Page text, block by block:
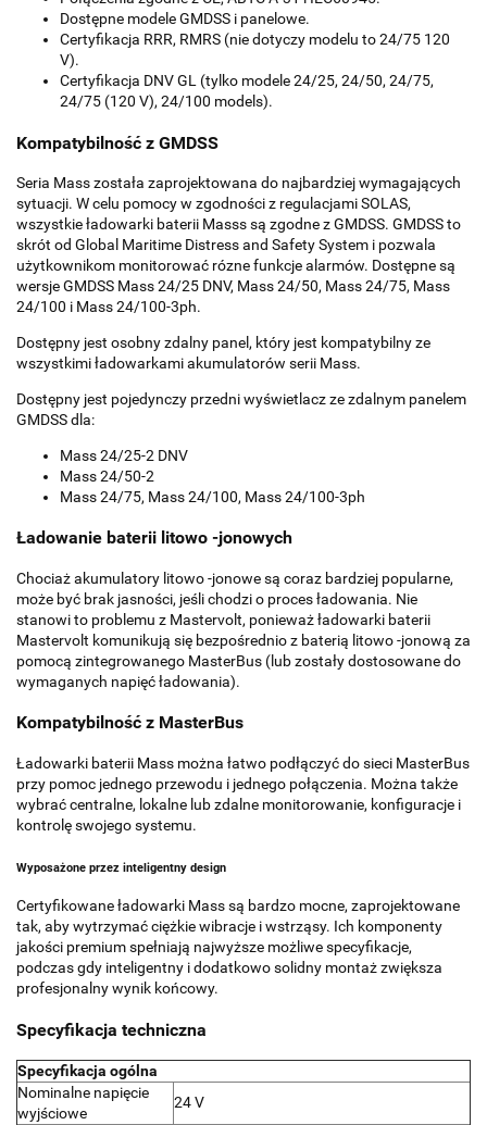
Dostępne modele GMDSS i panelowe.
Certyfikacja RRR, RMRS (nie dotyczy modelu to 24/75 120
V).
Certyfikacja DNV GL (tylko modele 24/25, 24/50, 24/75,
24/75 (120 V), 24/100 models).
Kompatybilność z GMDSS
Seria Mass została zaprojektowana do najbardziej wymagających
sytuacji. W celu pomocy w zgodności z regulacjami SOLAS,
wszystkie ładowarki baterii Masss są zgodne z GMDSS. GMDSS to
skrót od Global Maritime Distress and Safety System i pozwala
użytkownikom monitorować rózne funkcje alarmów. Dostępne są
wersje GMDSS Mass 24/25 DNV, Mass 24/50, Mass 24/75, Mass
24/100 i Mass 24/100-3ph.
Dostępny jest osobny zdalny panel, który jest kompatybilny ze
wszystkimi ładowarkami akumulatorów serii Mass.
Dostępny jest pojedynczy przedni wyświetlacz ze zdalnym panelem
GMDSS dla:
Mass 24/25-2 DNV
Mass 24/50-2
Mass 24/75, Mass 24/100, Mass 24/100-3ph
Ładowanie baterii litowo -jonowych
Chociaż akumulatory litowo -jonowe są coraz bardziej popularne,
może być brak jasności, jeśli chodzi o proces ładowania. Nie
stanowi to problemu z Mastervolt, ponieważ ładowarki baterii
Mastervolt komunikują się bezpośrednio z baterią litowo -jonową za
pomocą zintegrowanego MasterBus (lub zostały dostosowane do
wymaganych napięć ładowania).
Kompatybilność z MasterBus
Ładowarki baterii Mass można łatwo podłączyć do sieci MasterBus
przy pomoc jednego przewodu i jednego połączenia. Można także
wybrać centralne, lokalne lub zdalne monitorowanie, konfiguracje i
kontrolę swojego systemu.
Wyposażone przez inteligentny design
Certyfikowane ładowarki Mass są bardzo mocne, zaprojektowane
tak, aby wytrzymać ciężkie wibracje i wstrząsy. Ich komponenty
jakości premium spełniają najwyższe możliwe specyfikacje,
podczas gdy inteligentny i dodatkowo solidny montaż zwiększa
profesjonalny wynik końcowy.
Specyfikacja techniczna
Specyfikacja ogólna
Nominalne napięcie
wyjściowe
24 V